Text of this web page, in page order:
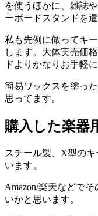
を使うほかに、雑誌
ーボードスタンドを
私も先例に倣ってキ
します。大体実売価
ドよりかなりお手軽
簡易ワックスを塗っ
思ってます。
購入した楽器
スチール製、X型の
います。
Amazon/楽天などで
いかと思います。